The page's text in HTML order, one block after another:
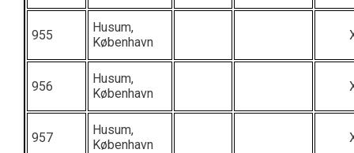
955
Husum,
København
956
Husum,
København
957
Husum,
København